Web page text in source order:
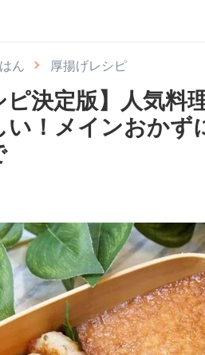
ん 厚揚げレシピ
ピ決定版】人気料
！メインおかず